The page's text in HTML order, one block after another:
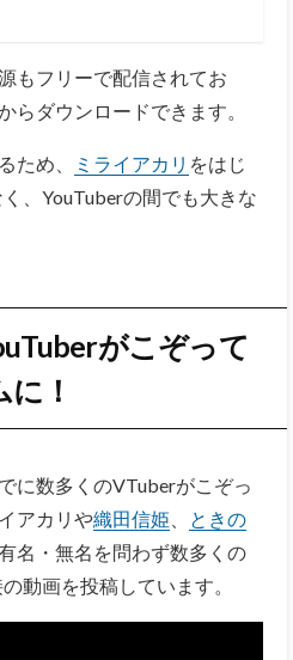
もフリーで配信されてお
らダウンロードできます。
ため、 ミライアカリ をはじ
、YouTuberの間でも大きな
がこぞって
！
に数多くのVTuberがこぞっ
アカリや織田信姫
ときの
名・無名を問わず数多くの
動画を投稿しています。